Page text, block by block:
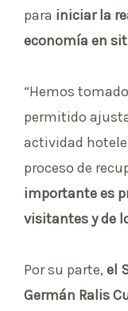
para iniciar la
economía en
“Hemos
permitido
actividad
proceso de
importante es
visitantes y de
Por su parte, el
Germán Ralis